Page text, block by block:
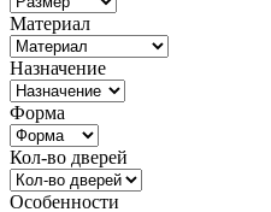
Материал
Назначение
Форма
Кол-во дверей
Особенности